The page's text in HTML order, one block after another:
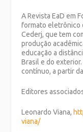
ARevista EaD em
formato eletrônico
Cederj, que tem
produção
educação a
Brasil e do
contínuo, a partir
Editores
Leonardo Viana,
viana/